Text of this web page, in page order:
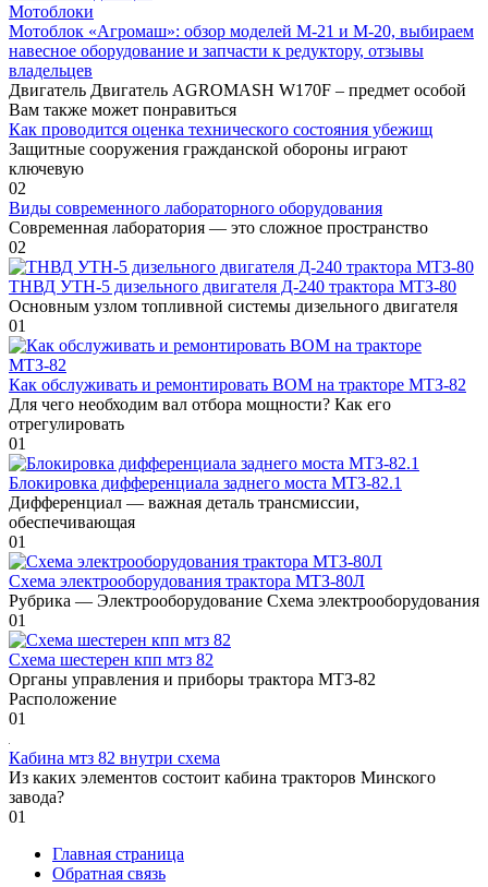
Мотоблоки
Мотоблок «Агромаш»: обзор моделей М-21 и М-20, выбираем
навесное оборудование и запчасти к редуктору, отзывы
владельцев
Двигатель Двигатель AGROMASH W170F – предмет особой
Вам также может понравиться
Как проводится оценка технического состояния убежищ
Защитные сооружения гражданской обороны играют
ключевую
02
Виды современного лабораторного оборудования
Современная лаборатория — это сложное пространство
02
ТНВД УТН-5 дизельного двигателя Д-240 трактора МТЗ-80
Основным узлом топливной системы дизельного двигателя
01
Как обслуживать и ремонтировать ВОМ на тракторе МТЗ-82
Для чего необходим вал отбора мощности? Как его
отрегулировать
01
Блокировка дифференциала заднего моста МТЗ-82.1
Дифференциал — важная деталь трансмиссии,
обеспечивающая
01
Схема электрооборудования трактора МТЗ-80Л
Рубрика — Электрооборудование Схема электрооборудования
01
Схема шестерен кпп мтз 82
Органы управления и приборы трактора МТЗ-82
Расположение
01
Кабина мтз 82 внутри схема
Из каких элементов состоит кабина тракторов Минского
завода?
01
Главная страница
Обратная связь